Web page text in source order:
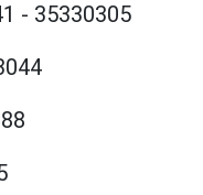
- 35330305